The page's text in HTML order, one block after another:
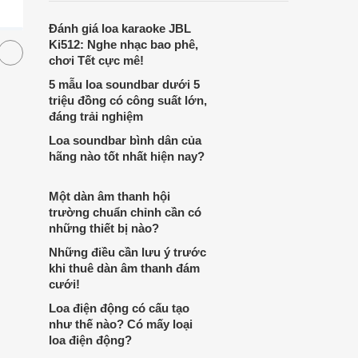
“chất Marshall” cùng cấu trúc âm thanh
5.1.2 đầy hứa hẹn.
Đánh giá loa karaoke JBL
Ki512: Nghe nhạc bao phê,
chơi Tết cực mê!
5 mẫu loa soundbar dưới 5
triệu đồng có công suất lớn,
đáng trải nghiệm
Loa soundbar bình dân của
hãng nào tốt nhất hiện nay?
Một dàn âm thanh hội
trường chuẩn chỉnh cần có
những thiết bị nào?
Những điều cần lưu ý trước
khi thuê dàn âm thanh đám
cưới!
Loa điện động có cấu tạo
như thế nào? Có mấy loại
loa điện động?